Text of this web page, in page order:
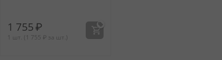
1 755₽
1 шт. ( 1 755 ₽ за шт.)